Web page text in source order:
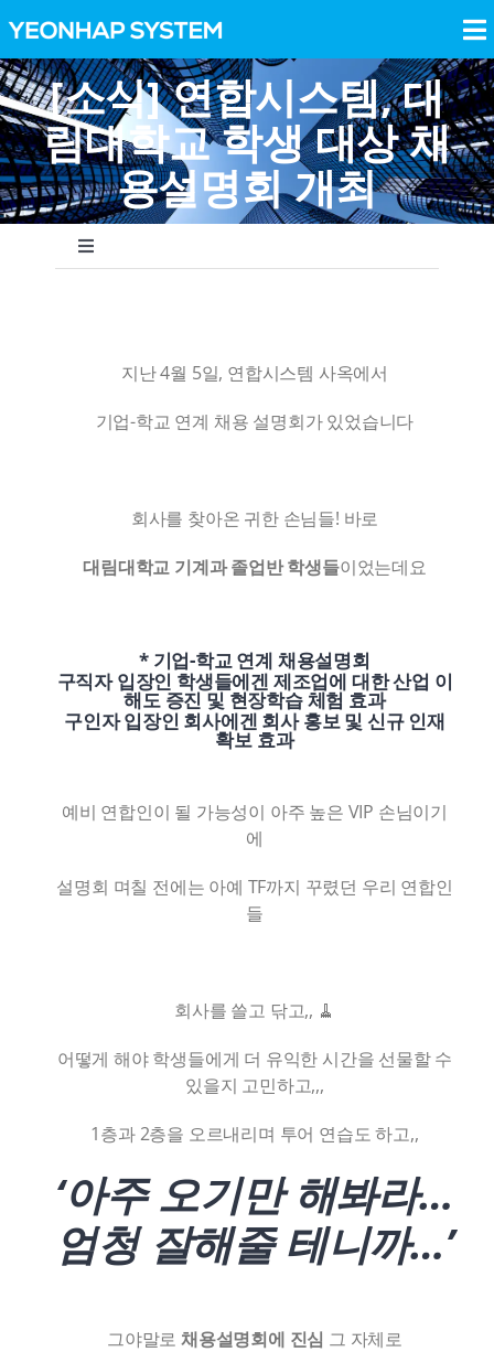
to
content
Bearings
Precision Parts
NEWS
CONTACT
[소식] 연합시스템, 대
림대학교 학생 대상 채
용설명회 개최
Toggle
Press Release지난 4월 5일, 연합시스템 사옥에서
기업-학교 연계 채용 설명회가 있었습니다
회사를 찾아온 귀한 손님들! 바로
대림대학교 기계과 졸업반 학생들이었는데요
* 기업-학교 연계 채용설명회
구직자 입장인 학생들에겐 제조업에 대한 산업 이
해도 증진 및 현장학습 체험 효과
구인자 입장인 회사에겐 회사 홍보 및 신규 인재
확보 효과
예비 연합인이 될 가능성이 아주 높은 VIP 손님이기
에
설명회 며칠 전에는 아예 TF까지 꾸렸던 우리 연합인
들
회사를 쓸고 닦고,, 🧹
어떻게 해야 학생들에게 더 유익한 시간을 선물할 수
있을지 고민하고,,,
1층과 2층을 오르내리며 투어 연습도 하고,,
‘아주 오기만 해봐라…
엄청 잘해줄 테니까…’
그야말로 채용설명회에 진심 그 자체로